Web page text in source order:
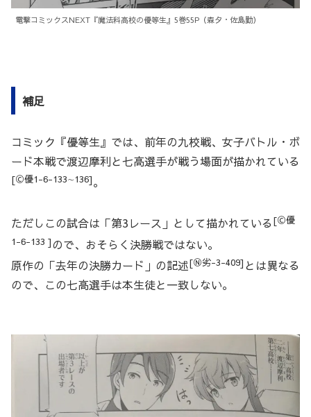
電撃コミックスNEXT『魔法科高校の優等生』5巻55P（森夕・佐島勤）
補足
コミック『優等生』では、前年の九校戦、女子バトル・ボ
ード本戦で渡辺摩利と七高選手が戦う場面が描かれている
[Ⓒ優1-6-133∼136]。
ただしこの試合は「第3レース」として描かれている [Ⓒ優
1-6-133 ] ので、おそらく決勝戦ではない。
原作の「去年の決勝カード」の記述[Ⓝ劣-3-409] とは異なる
ので、この七高選手は本生徒と一致しない。